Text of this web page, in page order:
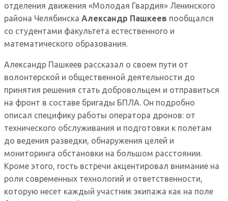
отделения движения «Молодая Гвардия» Ленинского
района Челябинска Александр Пашкеев пообщался
со студентами факультета естественного и
математического образования.
Александр Пашкеев рассказал о своем пути от
волонтерской и общественной деятельности до
принятия решения стать добровольцем и отправиться
на фронт в составе бригады БПЛА. Он подробно
описал специфику работы оператора дронов: от
технического обслуживания и подготовки к полетам
до ведения разведки, обнаружения целей и
мониторинга обстановки на большом расстоянии.
Кроме этого, гость встречи акцентировал внимание на
роли современных технологий и ответственности,
которую несет каждый участник экипажа как на поле